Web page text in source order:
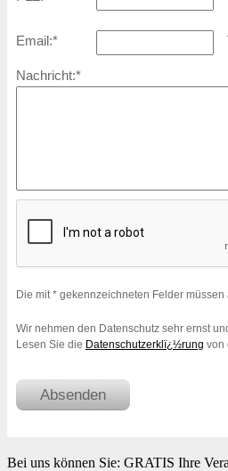
Bei uns können Sie: GRATIS Ihre